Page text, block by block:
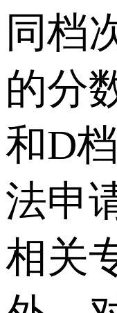
同档
的分
和D
法申
相关